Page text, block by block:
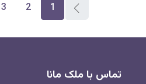
1
2
3
تماس با ملک مانا